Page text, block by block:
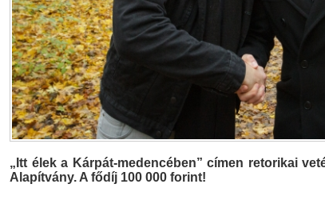
​„Itt élek a Kárpát-medencében” címen retorikai
Alapítvány. A fődíj 100 000 forint!